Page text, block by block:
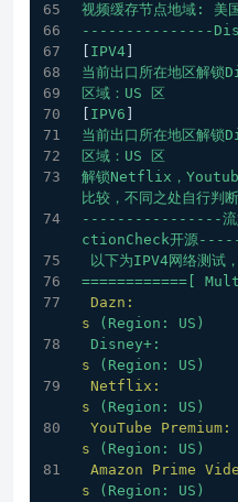
视频缓存节点地域:
美
---------------
IPV4
当前出口所在地区解
区域：US
区
IPV6
当前出口所在地区解
区域：US
区
解锁Netflix，
比较，不同之处自行判断
----------------流媒
ctionCheck开源
以下为IPV4网络测试
============[
Dazn:
s
(Region:
US)
Disney+:
s
(Region:
US)
Netflix:
s
(Region:
US)
YouTube Premium:
s
(Region:
US)
Amazon Prime
s
(Region:
US)